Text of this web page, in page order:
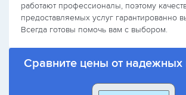
работают профессионалы, поэтому
предоставляемых услуг гарантированно
Всегда готовы помочь вам с выбором.
Сравните цены от надежных